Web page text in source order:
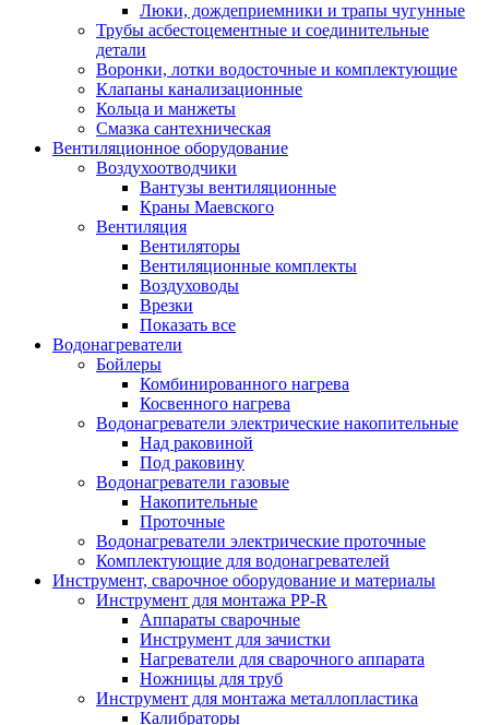
Люки, дождеприемники и трапы чугунные
Трубы асбестоцементные и соединительные
детали
Воронки, лотки водосточные и комплектующие
Клапаны канализационные
Кольца и манжеты
Смазка сантехническая
Вентиляционное оборудование
Воздухоотводчики
Вантузы вентиляционные
Краны Маевского
Вентиляция
Вентиляторы
Вентиляционные комплекты
Воздуховоды
Врезки
Показать все
Водонагреватели
Бойлеры
Комбинированного нагрева
Косвенного нагрева
Водонагреватели электрические накопительные
Над раковиной
Под раковину
Водонагреватели газовые
Накопительные
Проточные
Водонагреватели электрические проточные
Комплектующие для водонагревателей
Инструмент, сварочное оборудование и материалы
Инструмент для монтажа PP-R
Аппараты сварочные
Инструмент для зачистки
Нагреватели для сварочного аппарата
Ножницы для труб
Инструмент для монтажа металлопластика
Калибраторы